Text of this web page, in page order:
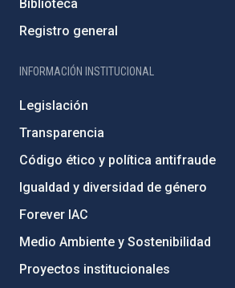
Biblioteca
Registro general
INFORMACIÓN INSTITUCIONAL
Legislación
Transparencia
Código ético y política antifraude
Igualdad y diversidad de género
Forever IAC
Medio Ambiente y Sostenibilidad
Proyectos institucionales